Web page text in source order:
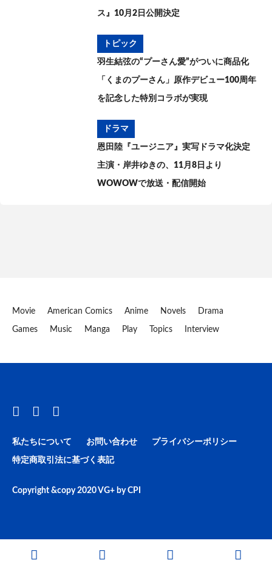
ス』10月2日公開決定
トピック
羽生結弦の“プーさん愛”がついに商品化
「くまのプーさん」原作デビュー100周年
を記念した特別コラボが実現
ドラマ
恩田陸『ユージニア』実写ドラマ化決定
主演・岸井ゆきの、11月8日より
WOWOWで放送・配信開始
Movie American Comics Anime Novels Drama
Games Music Manga Play Topics Interview
私たちについて お問い合わせ プライバシーポリシー
特定商取引法に基づく表記
Copyright &copy 2020VG+ byCPI